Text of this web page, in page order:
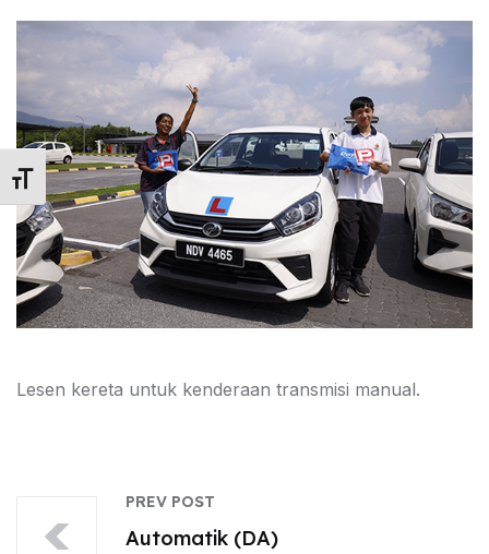
Toggle Font size
Lesen kereta untuk kenderaan transmisi manual.
PREV POST
Automatik (DA)